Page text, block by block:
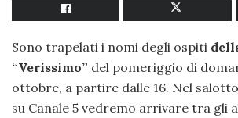
Sono trapelati i nomi degli ospiti
“Verissimo” del pomeriggio di
ottobre, a partire dalle 16. Nel
su Canale 5 vedremo arrivare tra gli